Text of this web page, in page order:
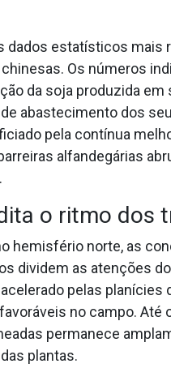
dados estatísticos mais
Os números
da soja produzida em
abastecimento dos
pela contínua
alfandegárias
o ritmo dos
hemisfério norte, as
dividem as atenções
pelas planícies
no campo. Até
permanece
plantas.